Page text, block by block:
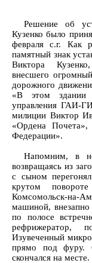
Решение об
Кузенко было
февраля с.г. Как
памятный знак
Виктора
внесшего
дорожного
«В этом здании
управления ГАИ-
милиции Виктор
«Ордена
Федерации».
Напомним, в
возвращаясь из
с сыном
крутом
Комсомольск-
машиной, внезапно
по полосе
рефрижератор,
Изувеченный
прямо под фуру.
скончался на месте.